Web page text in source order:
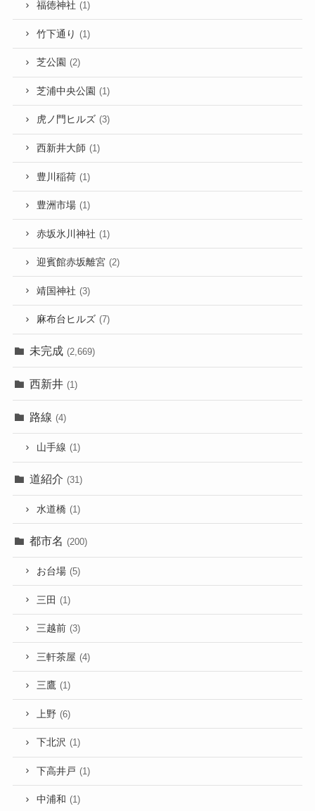
福徳神社 (1)
竹下通り (1)
芝公園 (2)
芝浦中央公園 (1)
虎ノ門ヒルズ (3)
西新井大師 (1)
豊川稲荷 (1)
豊洲市場 (1)
赤坂氷川神社 (1)
迎賓館赤坂離宮 (2)
靖国神社 (3)
麻布台ヒルズ (7)
未完成 (2,669)
西新井 (1)
路線 (4)
山手線 (1)
道紹介 (31)
水道橋 (1)
都市名 (200)
お台場 (5)
三田 (1)
三越前 (3)
三軒茶屋 (4)
三鷹 (1)
上野 (6)
下北沢 (1)
下高井戸 (1)
中浦和 (1)